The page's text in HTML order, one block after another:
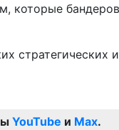
которые
стратегических
YouTube и Max.